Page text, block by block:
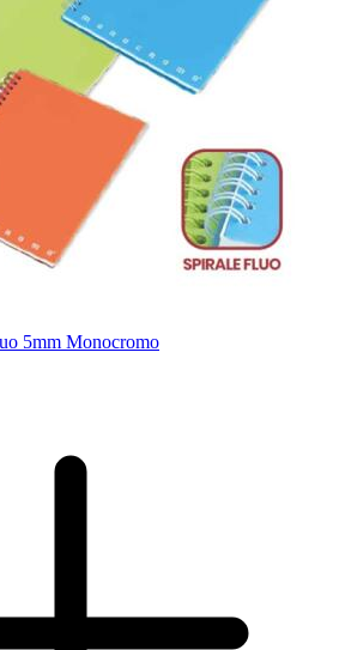
5mm Monocromo